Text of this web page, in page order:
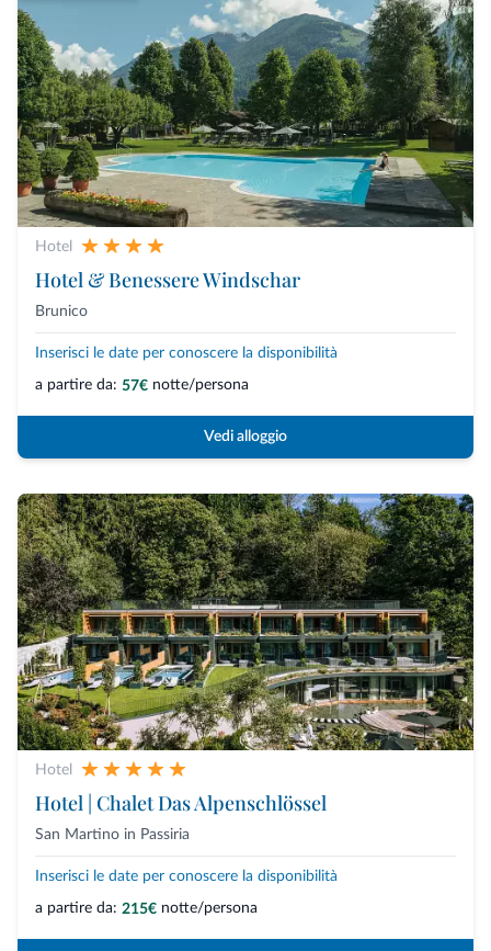
Hotel
Hotel & Benessere Windschar
Brunico
Inserisci le date per conoscere la disponibilità
a partire da: 57€ notte/persona
Vedi alloggio
Hotel
Hotel | Chalet Das Alpenschlössel
San Martino in Passiria
Inserisci le date per conoscere la disponibilità
a partire da: 215€ notte/persona